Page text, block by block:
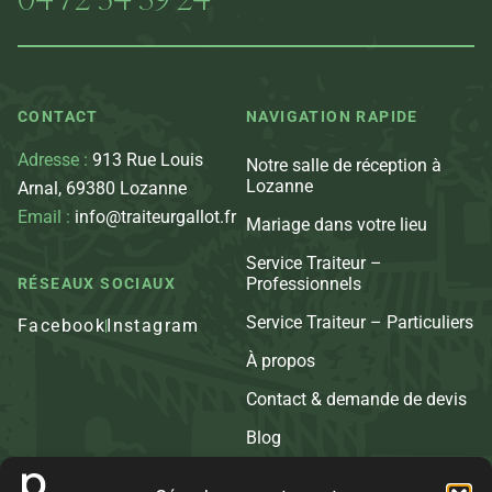
CONTACT
Adresse : 913 Rue Louis
Arnal, 69380 Lozanne
Email : info@traiteurgallot.fr
RÉSEAUX SOCIAUX
FacebookInstagram
NAVIGATION RAPIDE
Notre salle de réception à
Lozanne
Mariage dans votre lieu
Service Traiteur –
Professionnels
Service Traiteur – Particuliers
À propos
Contact & demande de devis
Blog